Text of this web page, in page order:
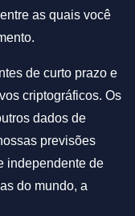
as quais você
de curto prazo e
criptográficos. Os
dados de
previsões
independente de
do mundo, a